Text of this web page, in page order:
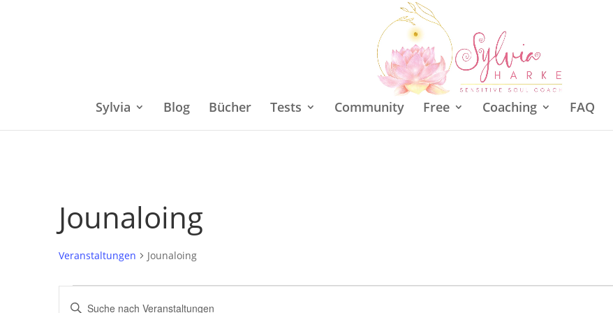
Sylvia Blog Bücher Tests Community Free Coaching FAQ
Jounaloing
Veranstaltungen Jounaloing
Veranstaltungen
Bitte